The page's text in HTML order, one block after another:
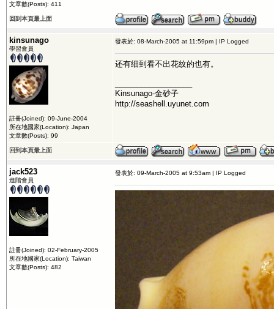
文章數(Posts): 411
回到本頁最上面
kinsunago
學習會員
註冊(Joined): 09-June-2004
所在地國家(Location): Japan
文章數(Posts): 99
發表於: 08-March-2005 at 11:59pm | IP Logged
还有细到看不出花纹的也有。
Kinsunago-金砂子
http://seashell.uyunet.com
回到本頁最上面
jack523
進階會員
註冊(Joined): 02-February-2005
所在地國家(Location): Taiwan
文章數(Posts): 482
發表於: 09-March-2005 at 9:53am | IP Logged